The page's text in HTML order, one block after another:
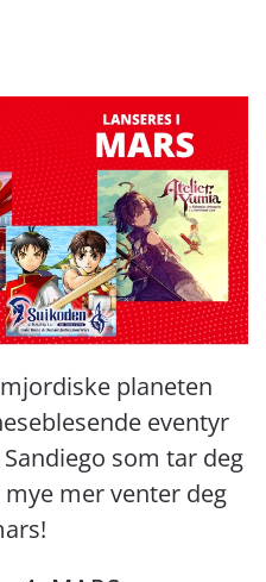
planeten
eventyr
som tar deg
mer venter deg